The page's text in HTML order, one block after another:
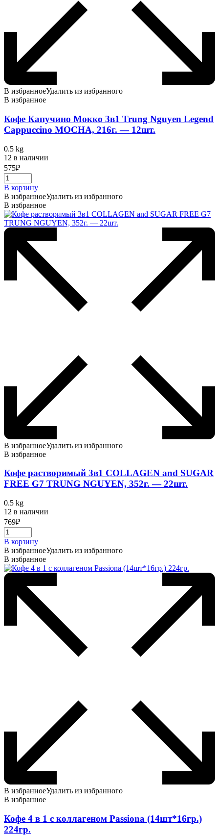
В избранноеУдалить из избранного
В избранное
Кофе Капучино Мокко 3в1 Trung Nguyen Legend
Cappuccino MOCHA, 216г. — 12шт.
0.5 kg
12 в наличии
575₽
В корзину
В избранноеУдалить из избранного
В избранное
В избранноеУдалить из избранного
В избранное
Кофе растворимый 3в1 COLLAGEN and SUGAR
FREE G7 TRUNG NGUYEN, 352г. — 22шт.
0.5 kg
12 в наличии
769₽
В корзину
В избранноеУдалить из избранного
В избранное
В избранноеУдалить из избранного
В избранное
Кофе 4 в 1 с коллагеном Passiona (14шт*16гр.)
224гр.